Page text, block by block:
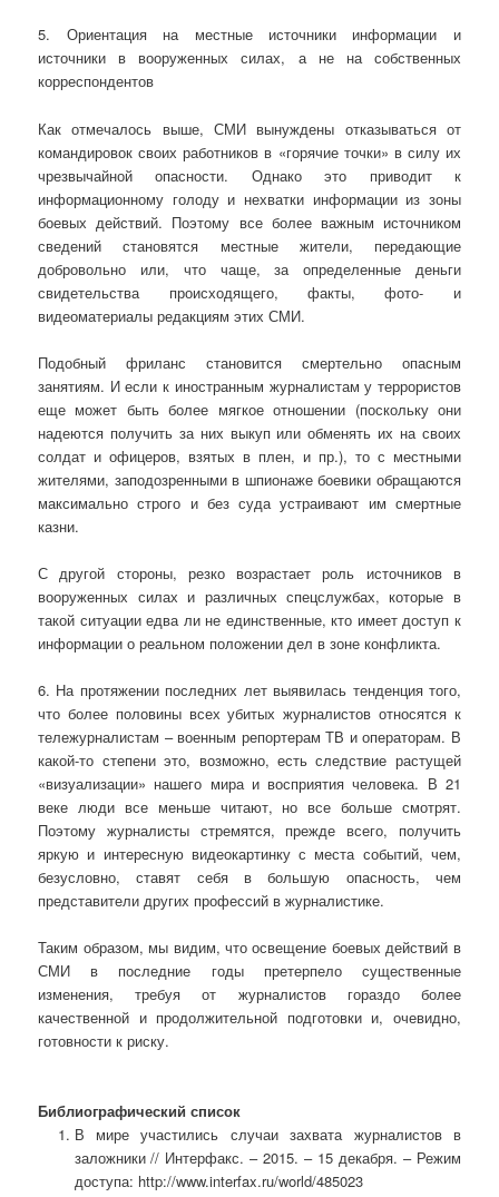
5. Ориентация на местные источники информации и
источники в вооруженных силах, а не на собственных
корреспондентов
Как отмечалось выше, СМИ вынуждены отказываться от
командировок своих работников в «горячие точки» в силу их
чрезвычайной опасности. Однако это приводит к
информационному голоду и нехватки информации из зоны
боевых действий. Поэтому все более важным источником
сведений становятся местные жители, передающие
добровольно или, что чаще, за определенные деньги
свидетельства происходящего, факты, фото- и
видеоматериалы редакциям этих СМИ.
Подобный фриланс становится смертельно опасным
занятиям. И если к иностранным журналистам у террористов
еще может быть более мягкое отношении (поскольку они
надеются получить за них выкуп или обменять их на своих
солдат и офицеров, взятых в плен, и пр.), то с местными
жителями, заподозренными в шпионаже боевики обращаются
максимально строго и без суда устраивают им смертные
казни.
С другой стороны, резко возрастает роль источников в
вооруженных силах и различных спецслужбах, которые в
такой ситуации едва ли не единственные, кто имеет доступ к
информации о реальном положении дел в зоне конфликта.
6. На протяжении последних лет выявилась тенденция того,
что более половины всех убитых журналистов относятся к
тележурналистам – военным репортерам ТВ и операторам. В
какой-то степени это, возможно, есть следствие растущей
«визуализации» нашего мира и восприятия человека. В 21
веке люди все меньше читают, но все больше смотрят.
Поэтому журналисты стремятся, прежде всего, получить
яркую и интересную видеокартинку с места событий, чем,
безусловно, ставят себя в большую опасность, чем
представители других профессий в журналистике.
Таким образом, мы видим, что освещение боевых действий в
СМИ в последние годы претерпело существенные
изменения, требуя от журналистов гораздо более
качественной и продолжительной подготовки и, очевидно,
готовности к риску.
Библиографический список
В мире участились случаи захвата журналистов в
заложники // Интерфакс. – 2015. – 15 декабря. – Режим
доступа: http://www.interfax.ru/world/485023